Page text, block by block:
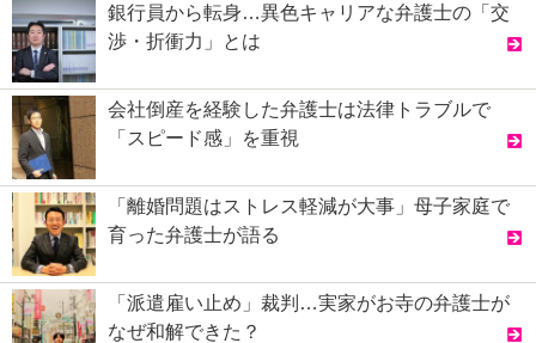
銀行員から転身…異色キャリアな弁護士の「交
渉・折衝力」とは
会社倒産を経験した弁護士は法律トラブルで
「スピード感」を重視
「離婚問題はストレス軽減が大事」母子家庭で
育った弁護士が語る
「派遣雇い止め」裁判…実家がお寺の弁護士が
なぜ和解できた？